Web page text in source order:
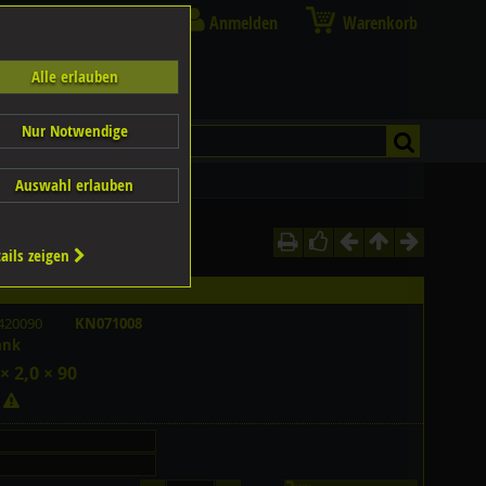
Anmelden Warenkorb
KN071008
2,0 × 90
Alle erlauben
Nur Notwendige
Auswahl erlauben
zeigen